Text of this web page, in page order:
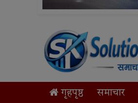
गृहपृष्ठ समाचार